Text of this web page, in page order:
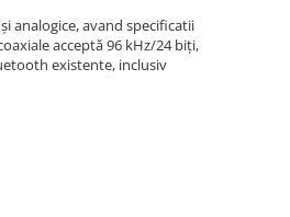
analogice, avand specificatii
acceptă 96 kHz/24 biți,
existente, inclusiv